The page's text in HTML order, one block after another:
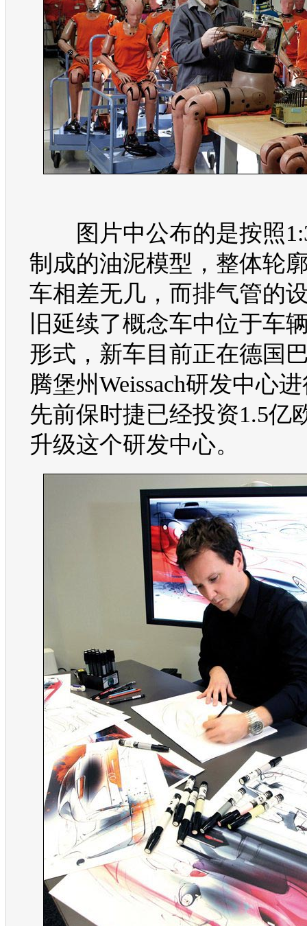
图片中公布的是按照
制成的油泥模型，整体轮
车相差无几，而排气管的
旧延续了概念车中位于车
形式， 新车 目前正在德国
腾堡州Weissach研发中心
先前保时捷已经投资1.5亿
升级这个研发中心。